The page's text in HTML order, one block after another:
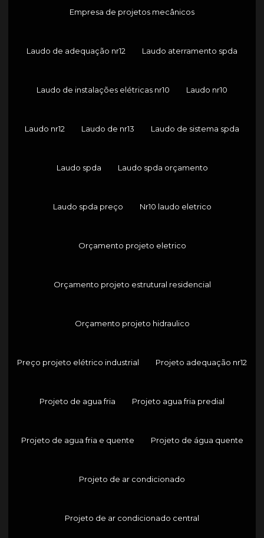
Empresa de projetos mecânicos
Laudo de adequação nr12 Laudo aterramento spda
Laudo de instalações elétricas nr10 Laudo nr10
Laudo nr12 Laudo de nr13 Laudo de sistema spda
Laudo spda Laudo spda orçamento
Laudo spda preço Nr10 laudo eletrico
Orçamento projeto eletrico
Orçamento projeto estrutural residencial
Orçamento projeto hidraulico
Preço projeto elétrico industrial Projeto adequação nr12
Projeto de agua fria Projeto agua fria predial
Projeto de agua fria e quente Projeto de água quente
Projeto de ar condicionado
Projeto de ar condicionado central